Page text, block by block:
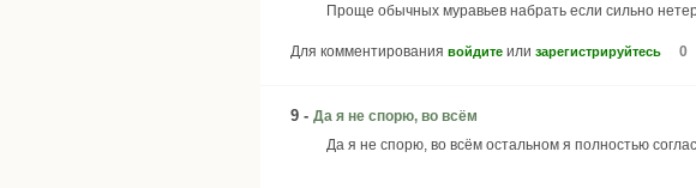
Проще обычных муравьев набрать если сильно
Для комментирования войдите или зарегистрируйтесь 0
9 - Да я не спорю, во всём
Да я не спорю, во всём остальном я полностью